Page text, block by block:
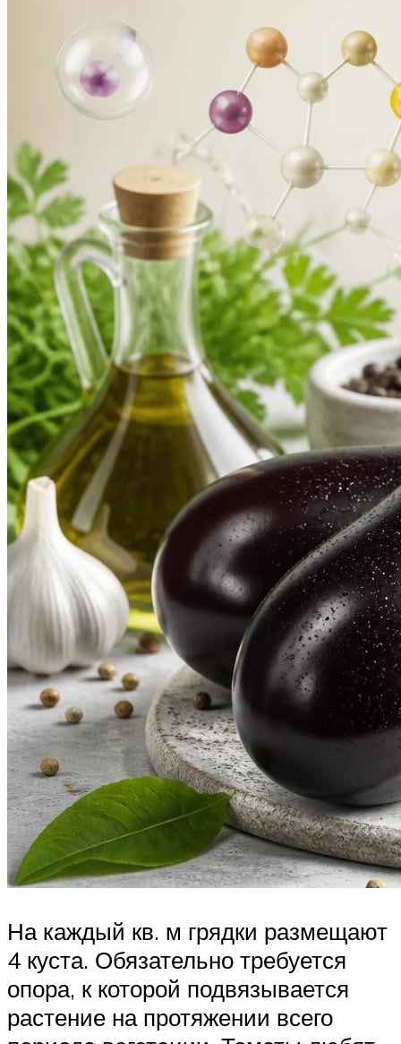
На каждый кв. м грядки размещают
4 куста. Обязательно требуется
опора, к которой подвязывается
растение на протяжении всего